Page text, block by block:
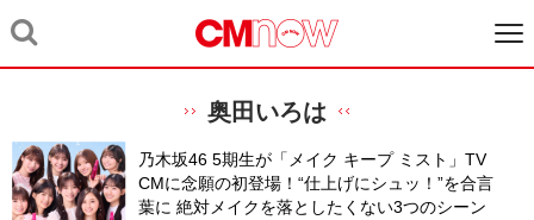
奥田いろは
乃木坂46 5期生が「メイク キープ ミスト」TV
CMに念願の初登場！“仕上げにシュッ！”を合言
葉に 絶対メイクを落としたくない3つのシーン